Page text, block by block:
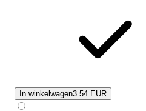
In winkelwagen3.54 EUR